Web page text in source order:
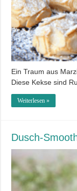
Ein Traum aus
Diese Kekse sind
Weiterlesen »
Dusch-